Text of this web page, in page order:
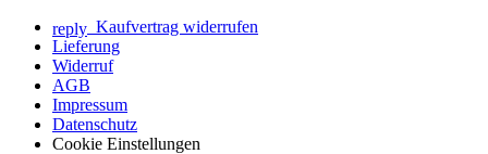
reply Kaufvertrag widerrufen
Lieferung
Widerruf
AGB
Impressum
Datenschutz
Cookie Einstellungen